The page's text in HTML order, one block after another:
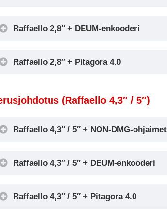
Raffaello 2,8″ + DEUM-enkooderi
Raffaello 2,8″ + Pitagora 4.0
(Raffaello 4,3″ / 5″)
Raffaello 4,3″ / 5″ + NON-DMG-ohjaimet
Raffaello 4,3″ / 5″ + DEUM-enkooderi
Raffaello 4,3″ / 5″ + Pitagora 4.0